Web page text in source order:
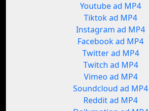
Youtube ad MP4
Tiktok ad MP4
Instagram ad MP4
Facebook ad MP4
Twitter ad MP4
Twitch ad MP4
Vimeo ad MP4
Soundcloud ad MP4
Reddit ad MP4